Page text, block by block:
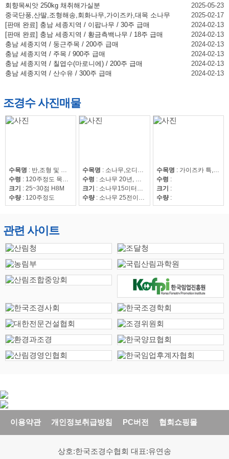
회향목씨앗 250kg 채취해가실분
2025-05-23
중국단풍,산딸,조형해송,회화나무,가이즈카,대목 소나무
2025-02-17
[판매 완료] 충남 세종지역 / 이팝나무 / 30주 급매
2024-02-13
[판매 완료] 충남 세종지역 / 황금측백나무 / 18주 급매
2024-02-13
충남 세종지역 / 둥근주목 / 200주 급매
2024-02-13
충남 세종지역 / 주목 / 900주 급매
2024-02-13
충남 세종지역 / 칠엽수(마로니에) / 200주 급매
2024-02-13
충남 세종지역 / 산수유 / 300주 급매
2024-02-13
조경수 사진매물
수목명 : 반,조형 및 자연송
수령 : 120주정도 목대 50만
크기
: 25~30점 H8M
수량 : 120주정도
수목명 : 소나무,오디뽕나무
수령 : 소나무 20년, 오디뽕나무7년
크기
: 소나무15미터이상
수량 : 소나무 25전이상85수, 25전이하220수, 뽕나무 42수
수목명 : 가이즈카 특,회화15~30,조형해송,중국단풍 특 20점,해송8~20,느티나무20~50,회화15~30
수령 :
크기
:
수량 :
관련 사이트
이용약관 개인정보취급방침 PC버전 협회쇼핑몰
상호:한국조경수협회 대표:유연송